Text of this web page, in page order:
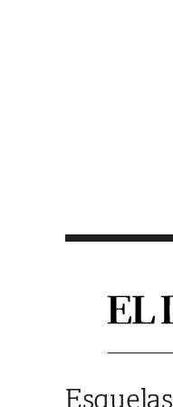
Esquelas